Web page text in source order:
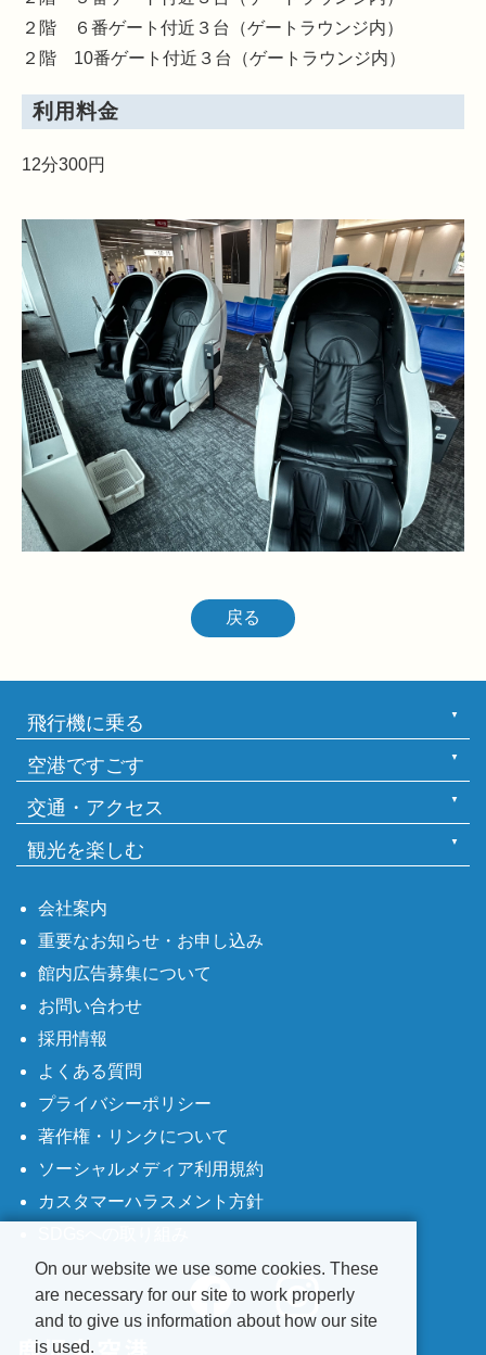
２階 ６番ゲート付近３台（ゲートラウンジ内）
２階 10番ゲート付近３台（ゲートラウンジ内）
利用料金
12分300円
戻る
会社案内
重要なお知らせ・お申し込み
館内広告募集について
お問い合わせ
採用情報
よくある質問
プライバシーポリシー
著作権・リンクについて
ソーシャルメディア利用規約
カスタマーハラスメント方針
飛行機に乗る
空港ですごす
交通・アクセス
観光を楽しむ
On our website we use some cookies. These
are necessary for our site to work properly
and to give us information about how our site
is used.